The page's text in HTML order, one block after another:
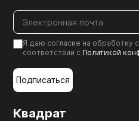
Квадрат
Я даю согласие на обработку
соответствии с Политикой
Подписаться